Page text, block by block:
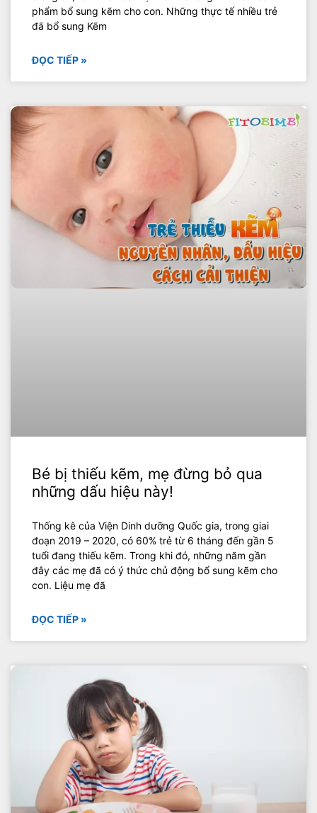
phẩm bổ sung kẽm cho con. Những thực tế nhiều trẻ
đã bổ sung Kẽm
ĐỌC TIẾP »
Bé bị thiếu kẽm, mẹ đừng bỏ qua
những dấu hiệu này!
Thống kê của Viện Dinh dưỡng Quốc gia, trong giai
đoạn 2019 – 2020, có 60% trẻ từ 6 tháng đến gần 5
tuổi đang thiếu kẽm. Trong khi đó, những năm gần
đây các mẹ đã có ý thức chủ động bổ sung kẽm cho
con. Liệu mẹ đã
ĐỌC TIẾP »